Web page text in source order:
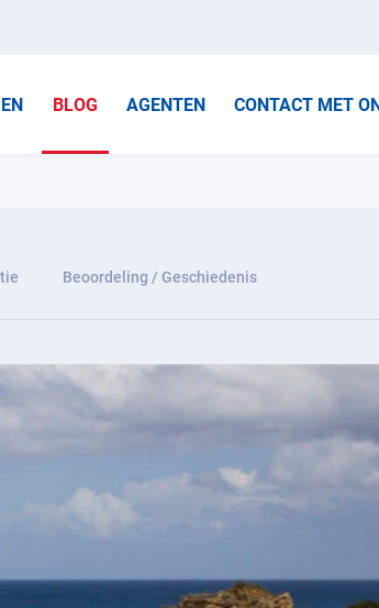
BLOG AGENTEN CONTACT MET
Beoordeling / Geschiedenis